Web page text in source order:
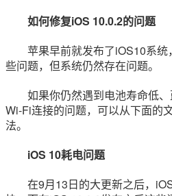
如何修复iOS 10.0.2的问题
苹果早前就发布了iOS10系统
些问题，但系统仍然存在问题。
如果你仍然遇到电池寿命低、
Wi-Fi连接的问题，可以从下面的
法。
iOS 10耗电问题
在9月13日的大更新之后，